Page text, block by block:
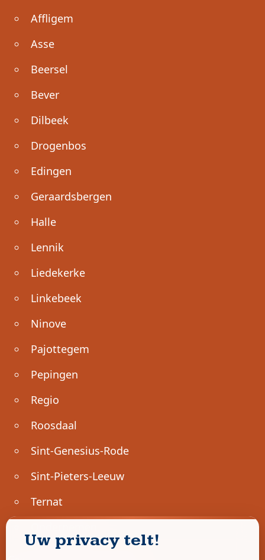
Affligem
Asse
Beersel
Bever
Dilbeek
Drogenbos
Edingen
Geraardsbergen
Halle
Lennik
Liedekerke
Linkebeek
Ninove
Pajottegem
Pepingen
Regio
Roosdaal
Sint-Genesius-Rode
Sint-Pieters-Leeuw
Ternat
Uw privacy telt!